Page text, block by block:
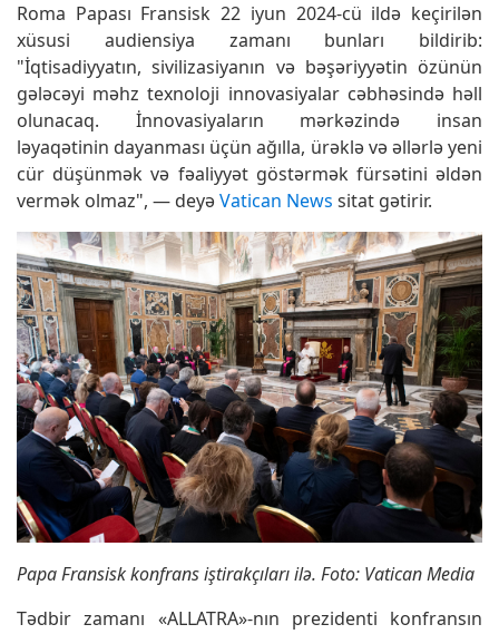
Roma Papası Fransisk 22 iyun 2024-cü ildə keçirilən
xüsusi audiensiya zamanı bunları bildirib:
"İqtisadiyyatın, sivilizasiyanın və bəşəriyyətin özünün
gələcəyi məhz texnoloji innovasiyalar cəbhəsində həll
olunacaq. İnnovasiyaların mərkəzində insan
ləyaqətinin dayanması üçün ağılla, ürəklə və əllərlə yeni
cür düşünmək və fəaliyyət göstərmək fürsətini əldən
vermək olmaz", — deyəVatican News sitat gətirir.
Papa Fransisk konfrans iştirakçıları ilə. Foto: Vatican Media
Tədbir zamanı «ALLATRA»-nın prezidenti konfransın